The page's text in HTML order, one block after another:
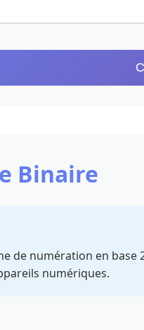
Binaire
de numération en
numériques.